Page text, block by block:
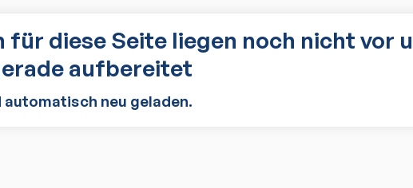
für diese Seite liegen noch nicht vor
aufbereitet
automatisch neu geladen.